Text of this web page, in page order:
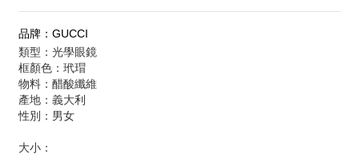
品牌：GUCCI
類型：光學眼鏡
框顏色：玳瑁
物料：醋酸纖維
產地：義大利
性別：男女
大小：